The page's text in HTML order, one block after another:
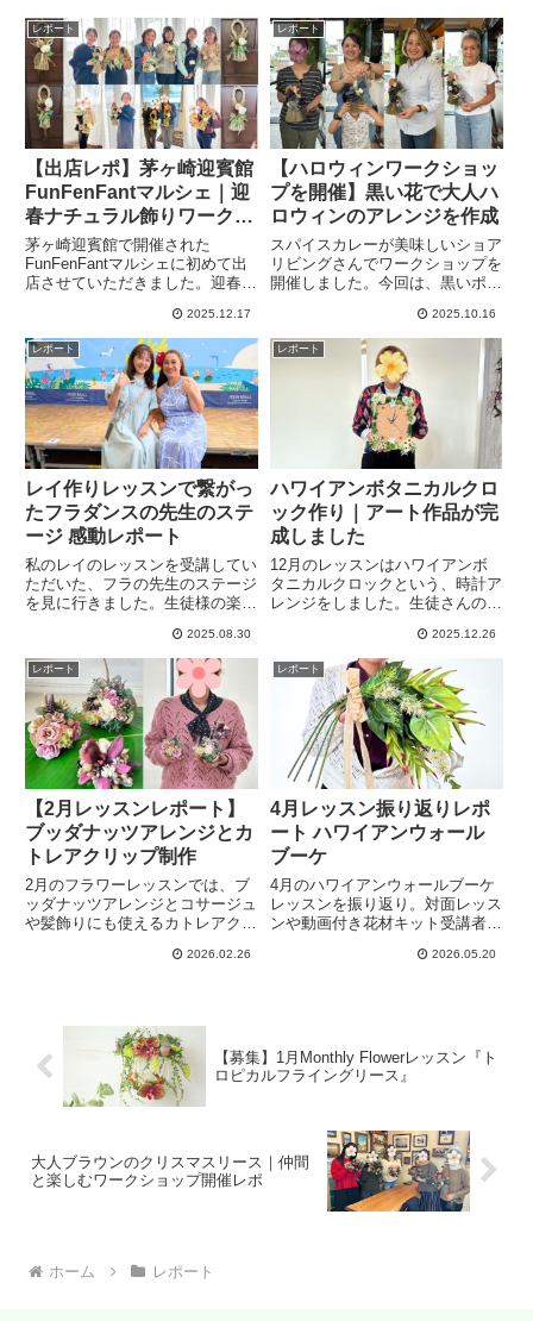
レポート
【出店レポ】茅ヶ崎迎賓館
FunFenFantマルシェ｜迎
春ナチュラル飾りワークシ
ョップ
茅ヶ崎迎賓館で開催された
FunFenFantマルシェに初めて出
店させていただきました。迎春ナ
で、ありがたいことにたくさんの
方々にご参加いただき、1つとし
て同じものはない皆さんの個性あ
ふれるお飾りが完成しました。
2025.12.17
レポート
【ハロウィンワークショッ
プを開催】黒い花で大人ハ
ロウィンのアレンジを作成
スパイスカレーが美味しいショア
リビングさんでワークショップを
開催しました。今回は、黒いポピ
ンジです。卓上用のほうきにアレ
ンジして、それぞれ個性的なアレ
ンジになりました。カレーを食べ
ながらのおしゃべりも楽しい時間
2025.10.16
レポート
レイ作りレッスンで繋がっ
たフラダンスの先生のステ
ージ 感動レポート
私のレイのレッスンを受講してい
ただいた、フラの先生のステージ
を見に行きました。生徒様の楽し
た。そして先生のソロでは私のレ
ッスンで作ったレイをつけてモア
ナを踊ってくだいました。他には
絶対にないレイだなと自画自賛し
てしまいました。
2025.08.30
レポート
ハワイアンボタニカルクロ
ック作り｜アート作品が完
成しました
12月のレッスンはハワイアンボ
タニカルクロックという、時計ア
レンジをしました。生徒さんの作
品のような素敵なものが完成。私
も初めて行った時計アレンジレッ
スンで反省点もあり今後のレッス
ンにもしっかり生かしていきたで
2025.12.26
レポート
【2月レッスンレポート】
ブッダナッツアレンジとカ
トレアクリップ制作
2月のフラワーレッスンでは、ブ
ッダナッツアレンジとコサージュ
や髪飾りにも使えるカトレアクリ
業祝いに心を込めて制作した生徒
2026.02.26
レポート
4月レッスン振り返りレポ
ート ハワイアンウォール
ブーケ
4月のハワイアンウォールブーケ
レッスンを振り返り。対面レッス
ンや動画付き花材キット受講者さ
ポートします。このブーケはすご
2026.05.20
【募集】1月Monthly Flowerレッスン『ト
ロピカルフライングリース』
大人ブラウンのクリスマスリース｜仲間
と楽しむワークショップ開催レポ
ホーム レポート